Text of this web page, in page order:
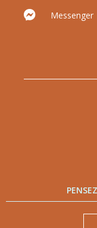
Messenger